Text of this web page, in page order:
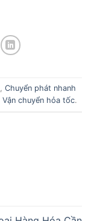
Chuyển phát nhanh
Vận chuyển hỏa tốc.